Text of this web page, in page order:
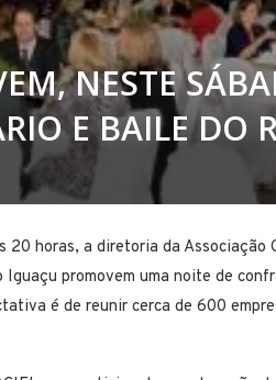
NESTE
E BAILE DO
horas, a diretoria da Associação
promovem uma noite de
é de reunir cerca de 600